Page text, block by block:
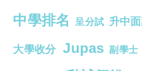
中學排名 呈分試 升中
大學收分 Jupas 副學士